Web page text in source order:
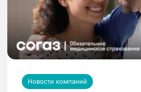
Новости компаний